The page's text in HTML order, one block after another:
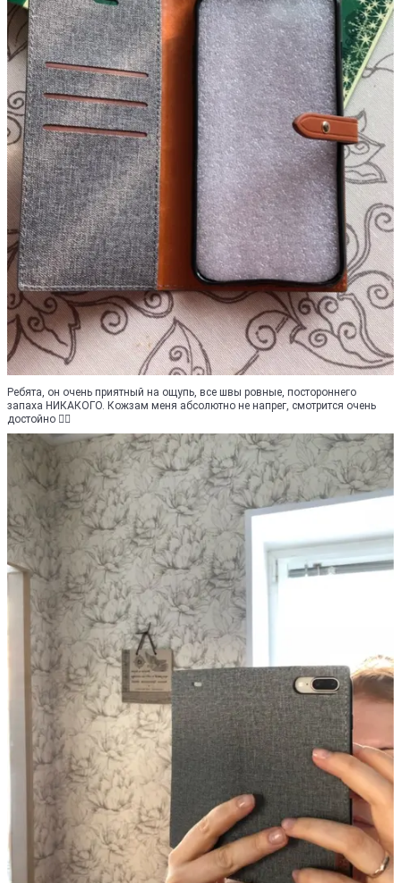
Ребята, он очень приятный на ощупь, все швы ровные, постороннего
запаха НИКАКОГО. Кожзам меня абсолютно не напрег, смотрится очень
достойно 👍🏻